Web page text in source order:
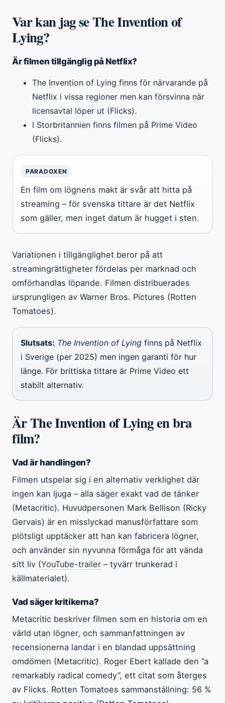
Var kan jag se The Invention of
Lying?
Är filmen tillgänglig på Netflix?
The Invention of Lying finns för närvarande på
Netflix i vissa regioner men kan försvinna när
licensavtal löper ut (Flicks).
I Storbritannien finns filmen på Prime Video
(Flicks).
PARADOXEN
En film om lögnens makt är svår att hitta på
streaming – för svenska tittare är det Netflix
som gäller, men inget datum är hugget i sten.
Variationen i tillgänglighet beror på att
streamingrättigheter fördelas per marknad och
omförhandlas löpande. Filmen distribuerades
ursprungligen av Warner Bros. Pictures (Rotten
Tomatoes).
Slutsats: The Invention of Lying finns på Netflix
i Sverige (per 2025) men ingen garanti för hur
länge. För brittiska tittare är Prime Video ett
stabilt alternativ.
Är The Invention of Lying en bra
film?
Vad är handlingen?
Filmen utspelar sig i en alternativ verklighet där
ingen kan ljuga – alla säger exakt vad de tänker
(Metacritic). Huvudpersonen Mark Bellison (Ricky
Gervais) är en misslyckad manusförfattare som
plötsligt upptäcker att han kan fabricera lögner,
och använder sin nyvunna förmåga för att vända
sitt liv (YouTube-trailer – tyvärr trunkerad i
källmaterialet).
Vad säger kritikerna?
Metacritic beskriver filmen som en historia om en
värld utan lögner, och sammanfattningen av
recensionerna landar i en blandad uppsättning
omdömen (Metacritic). Roger Ebert kallade den ”a
remarkably radical comedy”, ett citat som återges
av Flicks. Rotten Tomatoes sammanställning: 56 %